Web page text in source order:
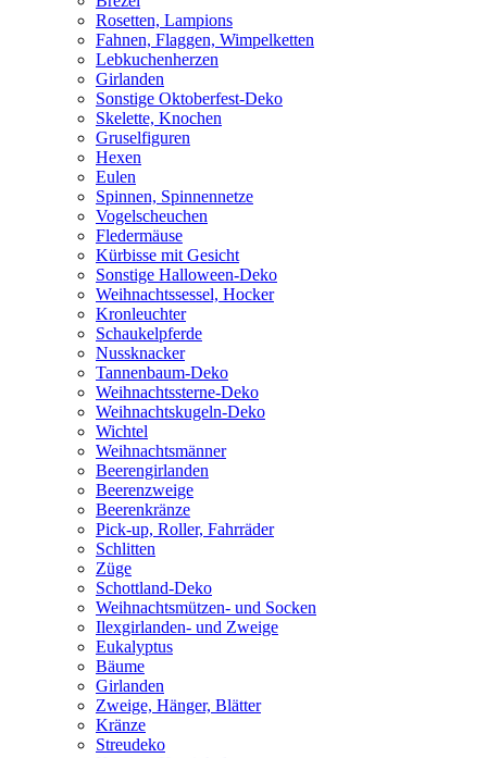
Rosetten, Lampions
Fahnen, Flaggen, Wimpelketten
Lebkuchenherzen
Girlanden
Sonstige Oktoberfest-Deko
Skelette, Knochen
Gruselfiguren
Hexen
Eulen
Spinnen, Spinnennetze
Vogelscheuchen
Fledermäuse
Kürbisse mit Gesicht
Sonstige Halloween-Deko
Weihnachtssessel, Hocker
Kronleuchter
Schaukelpferde
Nussknacker
Tannenbaum-Deko
Weihnachtssterne-Deko
Weihnachtskugeln-Deko
Wichtel
Weihnachtsmänner
Beerengirlanden
Beerenzweige
Beerenkränze
Pick-up, Roller, Fahrräder
Schlitten
Züge
Schottland-Deko
Weihnachtsmützen- und Socken
Ilexgirlanden- und Zweige
Eukalyptus
Bäume
Girlanden
Zweige, Hänger, Blätter
Kränze
Streudeko